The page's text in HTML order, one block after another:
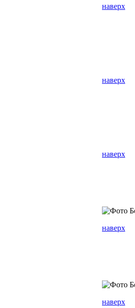
наверх
наверх
наверх
наверх
наверх